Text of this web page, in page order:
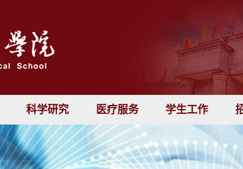
科学研究 医疗服务 学生工作